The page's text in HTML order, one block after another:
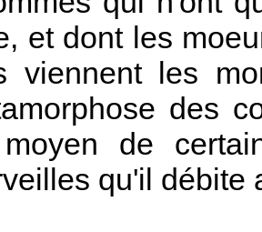
et dont les
viennent les
des
de
qu'il débite